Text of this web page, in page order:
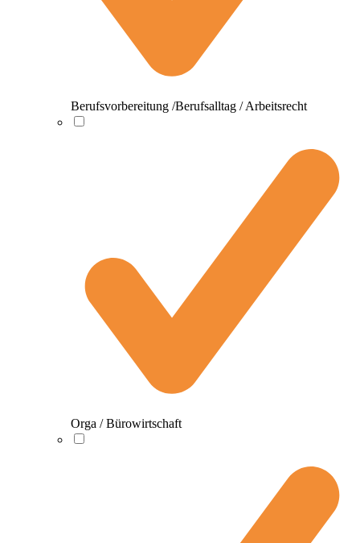
Berufsvorbereitung /Berufsalltag / Arbeitsrecht
Orga / Bürowirtschaft